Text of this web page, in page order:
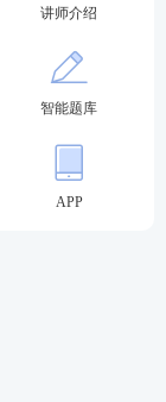
验证码，进
”。确认信息
讲师介绍
智能题库
APP